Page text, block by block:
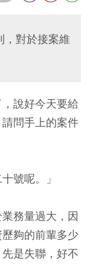
，對於接案維
說好今天要給
問手上的案件
號呢。」
務量過大，因
夠的前輩多少
是失聯，好不